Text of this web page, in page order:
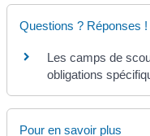
Questions ? Réponses !
Les camps de
obligations
Pour en savoir plus